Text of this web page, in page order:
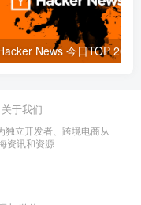
关于我们
独立开发者、跨境电商从
资讯和资源